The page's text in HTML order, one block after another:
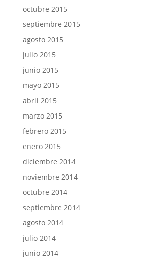
octubre 2015
septiembre 2015
agosto 2015
julio 2015
junio 2015
mayo 2015
abril 2015
marzo 2015
febrero 2015
enero 2015
diciembre 2014
noviembre 2014
octubre 2014
septiembre 2014
agosto 2014
julio 2014
junio 2014